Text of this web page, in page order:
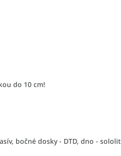
do 10 cm!
bočné dosky - DTD, dno - sololit